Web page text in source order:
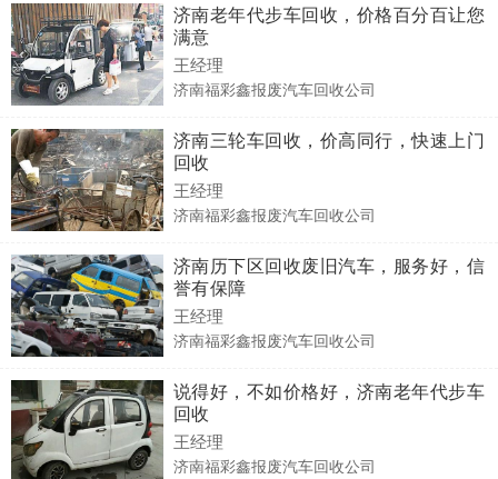
济南老年代步车回收，价格百分百让您
满意
王经理
济南福彩鑫报废汽车回收公司
济南三轮车回收，价高同行，快速上门
回收
王经理
济南福彩鑫报废汽车回收公司
济南历下区回收废旧汽车，服务好，信
誉有保障
王经理
济南福彩鑫报废汽车回收公司
说得好，不如价格好，济南老年代步车
回收
王经理
济南福彩鑫报废汽车回收公司